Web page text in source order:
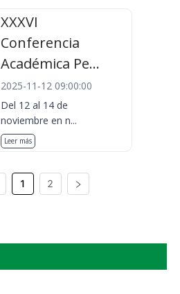
XXXVI
Conferencia
Académica Pe...
2025-11-12 09:00:00
Del 12 al 14 de
noviembre en n...
Leer más
1 2